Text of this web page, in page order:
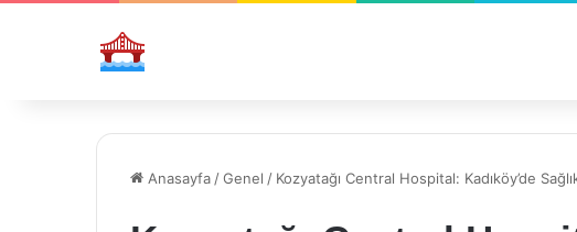
Anasayfa /Genel / Kozyatağı Central Hospital: Kadıköy’de